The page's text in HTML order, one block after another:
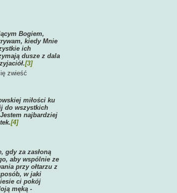
Bogiem,
kiedy Mnie
ich
dusze z dala
[3]
zwieść
miłości ku
do wszystkich
najbardziej
[4]
gdy za zasłoną
aby wspólnie ze
przy ołtarzu z
w jaki
ci pokój
męką -